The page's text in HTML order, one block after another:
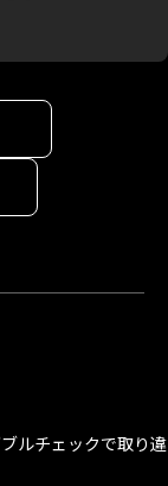
ルチェックで取り違